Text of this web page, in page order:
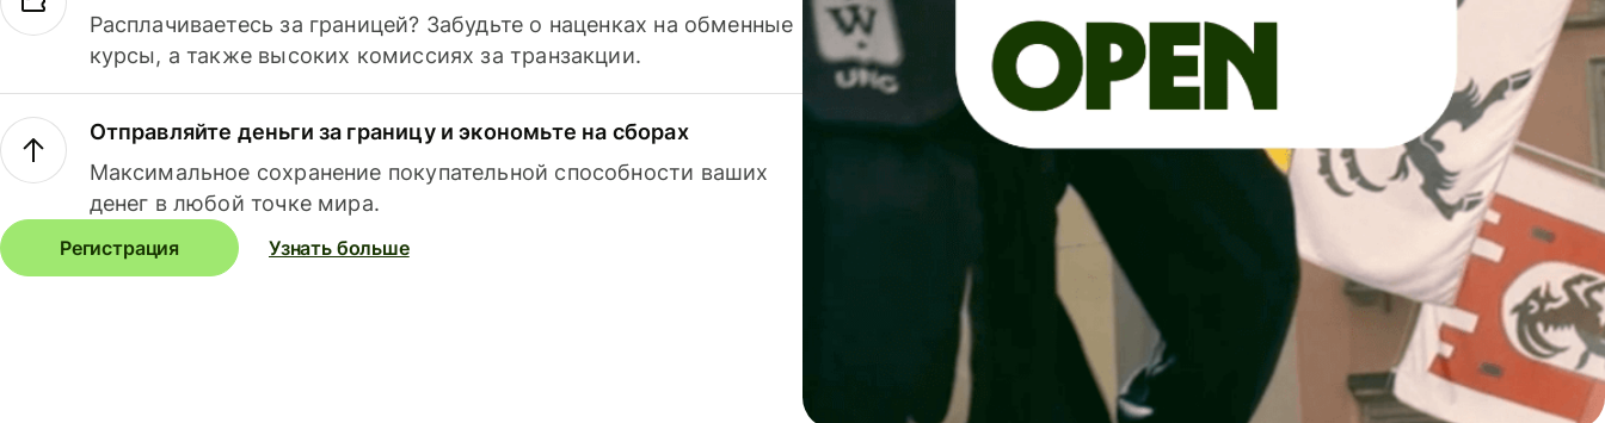
Расплачиваетесь за границей? Забудьте о наценках на обменные
курсы, а также высоких комиссиях за транзакции.
Отправляйте деньги за границу и экономьте на сборах
Максимальное сохранение покупательной способности ваших
денег в любой точке мира.
Регистрация Узнать больше